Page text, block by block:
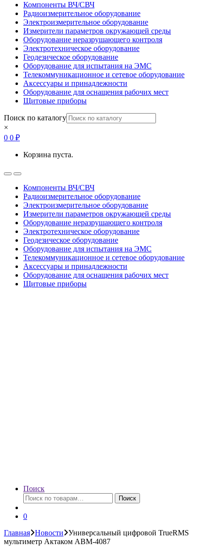
Компоненты ВЧ/СВЧ
Радиоизмерительное оборудование
Электроизмерительное оборудование
Измерители параметров окружающей среды
Оборудование неразрушающего контроля
Электротехническое оборудование
Геодезическое оборудование
Оборудование для испытания на ЭМС
Телекоммуникационное и сетевое оборудование
Аксессуары и принадлежности
Оборудование для оснащения рабочих мест
Щитовые приборы
Поиск по каталогу
×
0 0 ₽
Корзина пуста.
OpenClose
Компоненты ВЧ/СВЧ
Радиоизмерительное оборудование
Электроизмерительное оборудование
Измерители параметров окружающей среды
Оборудование неразрушающего контроля
Электротехническое оборудование
Геодезическое оборудование
Оборудование для испытания на ЭМС
Телекоммуникационное и сетевое оборудование
Аксессуары и принадлежности
Оборудование для оснащения рабочих мест
Щитовые приборы
Поиск
Искать:
Поиск
0
Главная Новости
Универсальный цифровой TrueRMS
мультиметр Актаком АВМ-4087